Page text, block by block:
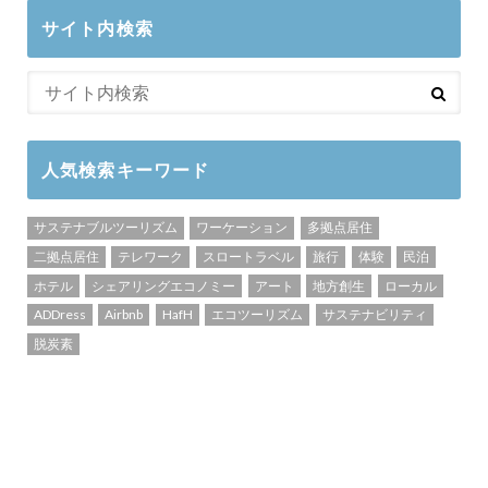
サイト内検索
人気検索キーワード
サステナブルツーリズム ワーケーション
多拠点居住
二拠点居住
テレワーク スロートラベル 旅行 体験
民泊
ホテル
シェアリングエコノミー アート 地方創生
ローカル
ADDress
Airbnb HafH エコツーリズム
サステナビリティ
脱炭素